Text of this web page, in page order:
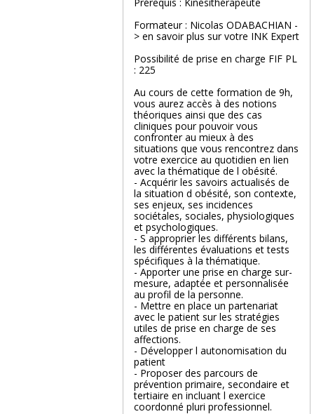
Formateur : Nicolas ODABACHIAN -
> en savoir plus sur votre INK Expert
Possibilité de prise en charge FIF PL
: 225
Au cours de cette formation de 9h,
vous aurez accès à des notions
théoriques ainsi que des cas
cliniques pour pouvoir vous
confronter au mieux à des
situations que vous rencontrez dans
votre exercice au quotidien en lien
avec la thématique de l obésité.
- Acquérir les savoirs actualisés de
la situation d obésité, son contexte,
ses enjeux, ses incidences
sociétales, sociales, physiologiques
et psychologiques.
- S approprier les différents bilans,
les différentes évaluations et tests
spécifiques à la thématique.
- Apporter une prise en charge sur-
mesure, adaptée et personnalisée
au profil de la personne.
- Mettre en place un partenariat
avec le patient sur les stratégies
utiles de prise en charge de ses
affections.
- Développer l autonomisation du
patient
- Proposer des parcours de
prévention primaire, secondaire et
tertiaire en incluant l exercice
coordonné pluri professionnel.